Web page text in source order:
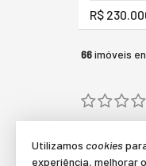
R$
66imóveis
Utilizamos cookies
experiência, melhorar